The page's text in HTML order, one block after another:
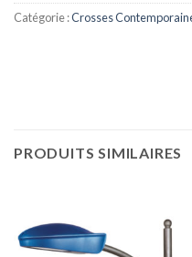
Catégorie :Crosses
PRODUITS SIMILAIRES